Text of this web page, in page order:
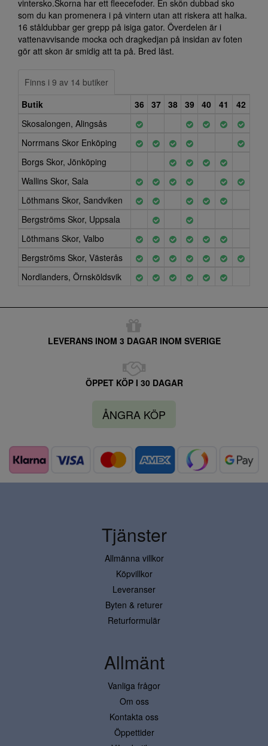
vintersko.Skorna har ett fleecefoder. En skön dubbad sko
som du kan promenera i på vintern utan att riskera att halka.
16 ståldubbar ger grepp på isiga gator. Överdelen är i
vattenavvisande mocka och dragkedjan på insidan av foten
gör att skon är smidig att ta på. Bred läst.
Finns i 9 av 14 butiker
Butik
36 37 38 39 40 41
42
Skosalongen, Alingsås
Norrmans Skor Enköping
Borgs Skor, Jönköping
Wallins Skor, Sala
Löthmans Skor, Sandviken
Bergströms Skor, Uppsala
Löthmans Skor, Valbo
Bergströms Skor, Västerås
Nordlanders, Örnsköldsvik
LEVERANS INOM 3 DAGAR INOM SVERIGE
ÖPPET KÖP I 30 DAGAR
ÅNGRA KÖP
Tjänster
Allmänna villkor
Köpvillkor
Leveranser
Byten & returer
Returformulär
Allmänt
Vanliga frågor
Om oss
Kontakta oss
Öppettider